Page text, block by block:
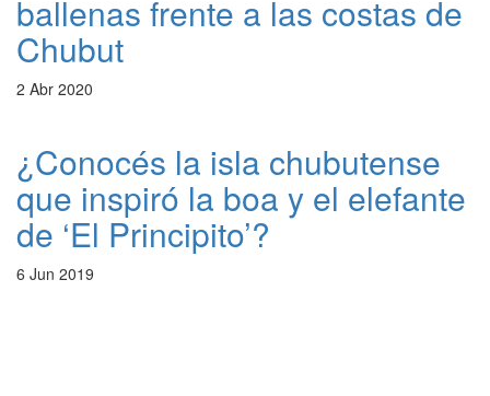
ballenas frente a las costas de
Chubut
2 Abr 2020
¿Conocés la isla chubutense
que inspiró la boa y el elefante
de ‘El Principito’?
6 Jun 2019